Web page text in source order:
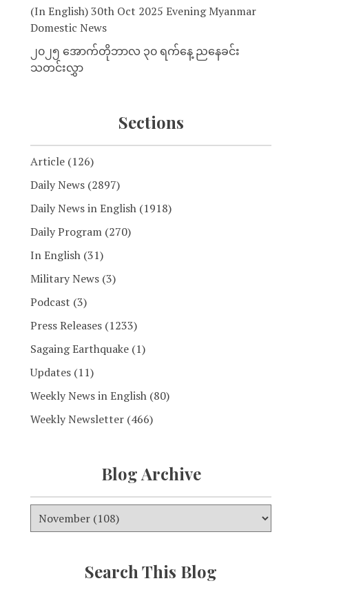
(In English) 30th Oct 2025 Evening Myanmar
Domestic News
၂၀၂၅ အောက်တိုဘာလ ၃၀ ရက်နေ့ ညနေခင်း
သတင်းလွှာ
Sections
Article (126)
Daily News (2897)
Daily News in English (1918)
Daily Program (270)
In English (31)
Military News (3)
Podcast (3)
Press Releases (1233)
Sagaing Earthquake (1)
Updates (11)
Weekly News in English (80)
Weekly Newsletter (466)
Blog Archive
Search This Blog